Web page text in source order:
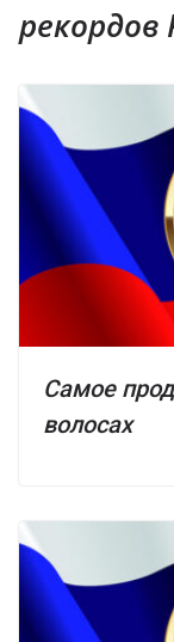
рекордов
Самое
волосах